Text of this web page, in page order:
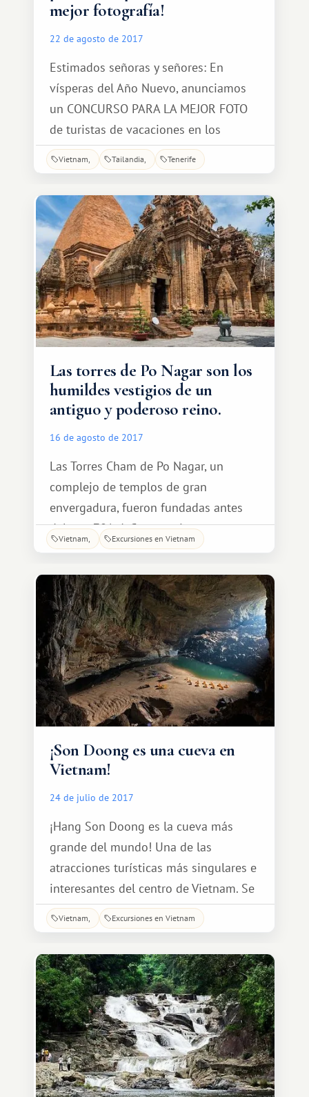
mejor fotografía!
22 de agosto de 2017
Estimados señoras y señores: En
vísperas del Año Nuevo, anunciamos
un CONCURSO PARA LA MEJOR FOTO
de turistas de vacaciones en los
resorts de Interlux Vacation Club.
Premios esperan a los ganadores: 1er
lugar: ¡Una semana de vacaciones
gratis en uno de los resorts IVC! 2do
lugar: ¡Cualquier excursión para dos
gratis! 3er lugar: ¡Una cena romántica
para dos!
Vietnam Tailandia Tenerife
Las torres de Po Nagar son los
humildes vestigios de un
antiguo y poderoso reino.
16 de agosto de 2017
Las Torres Cham de Po Nagar, un
complejo de templos de gran
envergadura, fueron fundadas antes
del año 781 d. C. y constituyen
vestigios únicos de las ruinas del
sur y el centro de Vietnam durante
siglos. Estas antiguas torres se alzan
sobre el monte Cu Lao y destacan
como estructuras de otro mundo.
Vietnam Excursiones en Vietnam
¡Son Doong es una cueva en
Vietnam!
24 de julio de 2017
¡Hang Son Doong es la cueva más
grande del mundo! Una de las
atracciones turísticas más singulares e
interesantes del centro de Vietnam. Se
encuentra en la provincia de Quang
Binh, en el corazón del Parque
Nacional Phong Nha-Ke Bang,
declarado Patrimonio de la Humanidad
por la UNESCO en 2003.
Vietnam Excursiones en Vietnam